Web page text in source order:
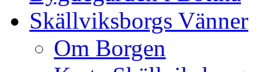
Skällviksborgs Vänner
Om Borgen